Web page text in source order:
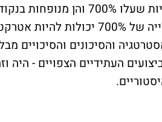
מניות שעלו 700%
עלייה של 700%
והסיכונים והסיכויים
העתידיים הצפויים -